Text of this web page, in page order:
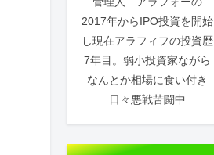
2017年からIPO投資を開始
し現在アラフィフの投資歴
7年目。弱小投資家ながら
なんとか相場に食い付き
日々悪戦苦闘中